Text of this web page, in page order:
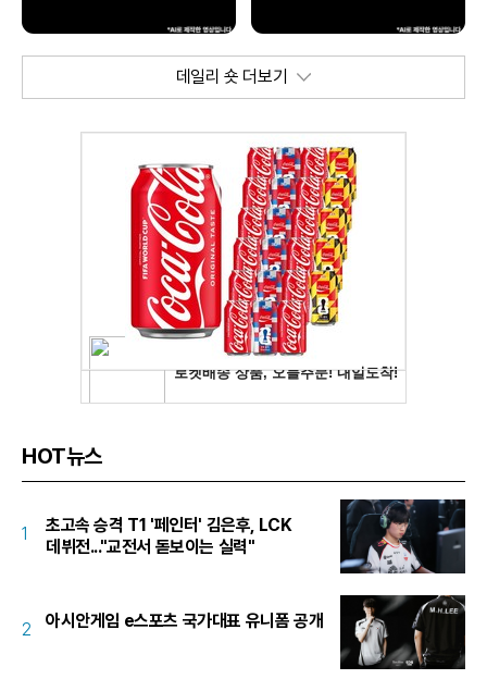
데일리 숏 더보기
HOT뉴스
1
초고속 승격 T1 '페인터' 김은후, LCK
데뷔전..."교전서 돋보이는 실력"
2 아시안게임 e스포츠 국가대표 유니폼 공개